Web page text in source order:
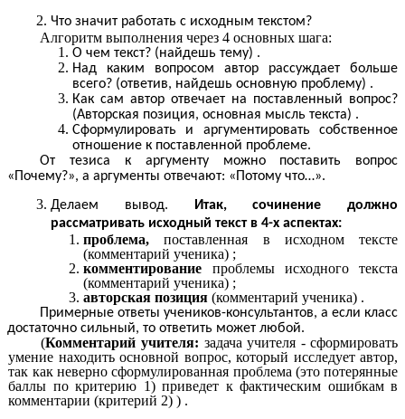
Что значит работать с исходным текстом?
Алгоритм выполнения через 4 основных шага:
О чем текст? (найдешь тему) .
Над каким вопросом автор рассуждает больше
всего? (ответив, найдешь основную проблему) .
Как сам автор отвечает на поставленный вопрос?
(Авторская позиция, основная мысль текста) .
Сформулировать и аргументировать собственное
отношение к поставленной проблеме.
От тезиса к аргументу можно поставить вопрос
«Почему?», а аргументы отвечают: «Потому что…».
Делаем вывод. Итак, сочинение должно
рассматривать исходный текст в 4-х аспектах:
проблема,
поставленная в исходном тексте
(комментарий ученика) ;
комментирование
проблемы исходного текста
(комментарий ученика) ;
авторская позиция(комментарий ученика) .
Примерные ответы учеников-консультантов, а если класс
достаточно сильный, то ответить может любой.
(Комментарий учителя: задача учителя - сформировать
умение находить основной вопрос, который исследует автор,
так как неверно сформулированная проблема (это потерянные
баллы по критерию 1) приведет к фактическим ошибкам в
комментарии (критерий 2) ) .